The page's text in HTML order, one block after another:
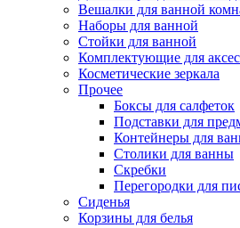
Вешалки для ванной
Наборы для ванной
Стойки для ванной
Комплектующие для
Косметические зеркала
Прочее
Боксы для салфеток
Подставки для
Контейнеры для
Столики для ванны
Скребки
Перегородки для
Сиденья
Корзины для белья